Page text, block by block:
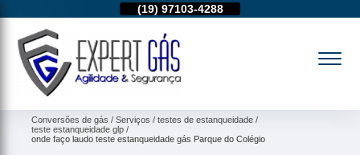
(19) 97103-4288
Conversões de gás Serviços
testes de estanqueidade
teste estanqueidade glp
onde faço laudo teste estanqueidade gás Parque do Colégio